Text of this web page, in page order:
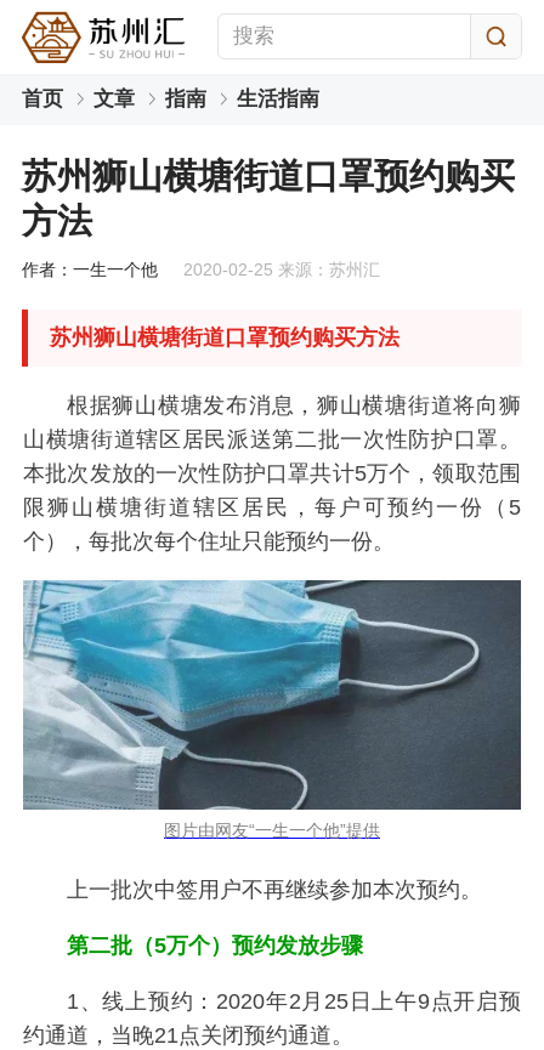
首页 文章 指南 生活指南
苏州狮山横塘街道口罩预约购买
方法
作者：一生一个他 2020-02-25 来源：苏州汇
苏州狮山横塘街道口罩预约购买方法
根据狮山横塘发布消息，狮山横塘街道将向狮
山横塘街道辖区居民派送第二批一次性防护口罩。
本批次发放的一次性防护口罩共计5万个，领取范围
限狮山横塘街道辖区居民，每户可预约一份（5
个），每批次每个住址只能预约一份。
图片由网友“一生一个他”提供
上一批次中签用户不再继续参加本次预约。
第二批（5万个）预约发放步骤
1、线上预约：2020年2月25日上午9点开启预
约通道，当晚21点关闭预约通道。